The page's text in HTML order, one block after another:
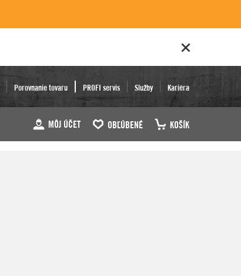
Porovnanie tovaru PROFI servis Služby Kariéra
MÔJ ÚČET OBĽÚBENÉ KOŠÍK